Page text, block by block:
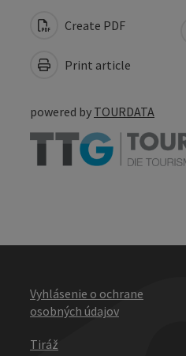
Create PDF
Print article
powered by TOURDATA
Vyhlásenie o ochrane
osobných údajov
Tiráž